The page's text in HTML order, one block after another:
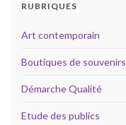
RUBRIQUES
Art contemporain
Boutiques de souvenirs
Démarche Qualité
Etude des publics